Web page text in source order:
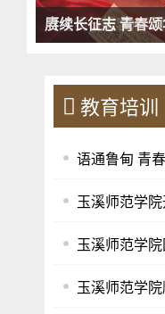
赓续长征志 青春
【光明日报客户端
教育培训